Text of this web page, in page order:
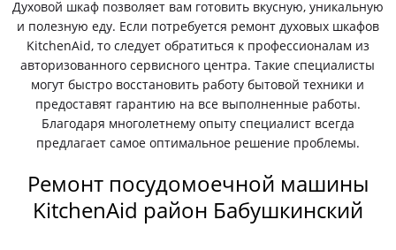
Духовой шкаф позволяет вам готовить вкусную, уникальную
и полезную еду. Если потребуется ремонт духовых шкафов
KitchenAid, то следует обратиться к профессионалам из
авторизованного сервисного центра. Такие специалисты
могут быстро восстановить работу бытовой техники и
предоставят гарантию на все выполненные работы.
Благодаря многолетнему опыту специалист всегда
предлагает самое оптимальное решение проблемы.
Ремонт посудомоечной машины
KitchenAid район Бабушкинский